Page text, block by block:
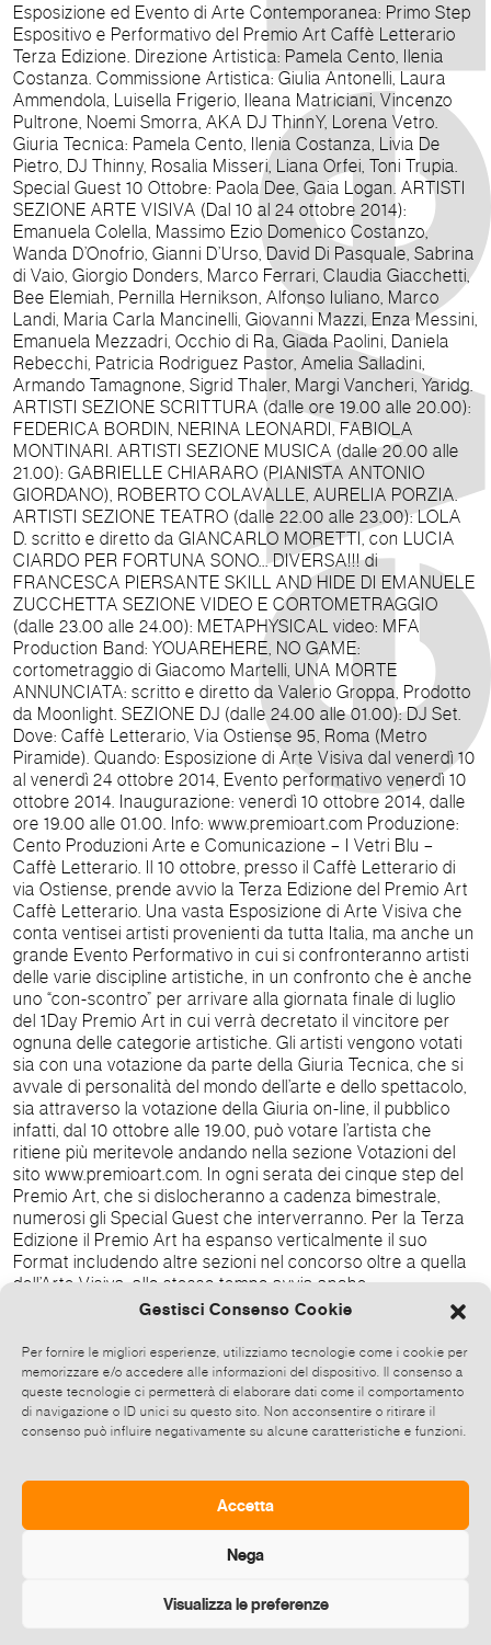
Gestisci Consenso Cookie
Per fornire le migliori esperienze, utilizziamo tecnologie come i cookie per
memorizzare e/o accedere alle informazioni del dispositivo. Il consenso a
queste tecnologie ci permetterà di elaborare dati come il comportamento
di navigazione o ID unici su questo sito. Non acconsentire o ritirare il
consenso può influire negativamente su alcune caratteristiche e funzioni.
Accetta
Nega
Visualizza le preferenze
Esposizione ed Evento di Arte Contemporanea: Primo Step
Espositivo e Performativo del Premio Art Caffè Letterario
Terza Edizione. Direzione Artistica: Pamela Cento, Ilenia
Costanza. Commissione Artistica: Giulia Antonelli, Laura
Ammendola, Luisella Frigerio, Ileana Matriciani, Vincenzo
Pultrone, Noemi Smorra, AKA DJ ThinnY, Lorena Vetro.
Giuria Tecnica: Pamela Cento, Ilenia Costanza, Livia De
Pietro, DJ Thinny, Rosalia Misseri, Liana Orfei, Toni Trupia.
Special Guest 10 Ottobre: Paola Dee, Gaia Logan. ARTISTI
SEZIONE ARTE VISIVA (Dal 10 al 24 ottobre 2014):
Emanuela Colella, Massimo Ezio Domenico Costanzo,
Wanda D’Onofrio, Gianni D’Urso, David Di Pasquale, Sabrina
di Vaio, Giorgio Donders, Marco Ferrari, Claudia Giacchetti,
Bee Elemiah, Pernilla Hernikson, Alfonso Iuliano, Marco
Landi, Maria Carla Mancinelli, Giovanni Mazzi, Enza Messini,
Emanuela Mezzadri, Occhio di Ra, Giada Paolini, Daniela
Rebecchi, Patricia Rodriguez Pastor, Amelia Salladini,
Armando Tamagnone, Sigrid Thaler, Margi Vancheri, Yaridg.
ARTISTI SEZIONE SCRITTURA (dalle ore 19.00 alle 20.00):
FEDERICA BORDIN, NERINA LEONARDI, FABIOLA
MONTINARI. ARTISTI SEZIONE MUSICA (dalle 20.00 alle
21.00): GABRIELLE CHIARARO (PIANISTA ANTONIO
GIORDANO), ROBERTO COLAVALLE, AURELIA PORZIA.
ARTISTI SEZIONE TEATRO (dalle 22.00 alle 23.00): LOLA
D. scritto e diretto da GIANCARLO MORETTI, con LUCIA
CIARDO PER FORTUNA SONO... DIVERSA!!! di
FRANCESCA PIERSANTE SKILL AND HIDE DI EMANUELE
ZUCCHETTA SEZIONE VIDEO E CORTOMETRAGGIO
(dalle 23.00 alle 24.00): METAPHYSICAL video: MFA
Production Band: YOUAREHERE, NO GAME:
cortometraggio di Giacomo Martelli, UNA MORTE
ANNUNCIATA: scritto e diretto da Valerio Groppa, Prodotto
da Moonlight. SEZIONE DJ (dalle 24.00 alle 01.00): DJ Set.
Dove: Caffè Letterario, Via Ostiense 95, Roma (Metro
Piramide). Quando: Esposizione di Arte Visiva dal venerdì 10
al venerdì 24 ottobre 2014, Evento performativo venerdì 10
ottobre 2014. Inaugurazione: venerdì 10 ottobre 2014, dalle
ore 19.00 alle 01.00. Info: www.premioart.com Produzione:
Cento Produzioni Arte e Comunicazione – I Vetri Blu –
Caffè Letterario. Il 10 ottobre, presso il Caffè Letterario di
via Ostiense, prende avvio la Terza Edizione del Premio Art
Caffè Letterario. Una vasta Esposizione di Arte Visiva che
conta ventisei artisti provenienti da tutta Italia, ma anche un
grande Evento Performativo in cui si confronteranno artisti
delle varie discipline artistiche, in un confronto che è anche
uno “con-scontro” per arrivare alla giornata finale di luglio
del 1Day Premio Art in cui verrà decretato il vincitore per
ognuna delle categorie artistiche. Gli artisti vengono votati
sia con una votazione da parte della Giuria Tecnica, che si
avvale di personalità del mondo dell’arte e dello spettacolo,
sia attraverso la votazione della Giuria on-line, il pubblico
infatti, dal 10 ottobre alle 19.00, può votare l’artista che
ritiene più meritevole andando nella sezione Votazioni del
sito www.premioart.com. In ogni serata dei cinque step del
Premio Art, che si dislocheranno a cadenza bimestrale,
numerosi gli Special Guest che interverranno. Per la Terza
Edizione il Premio Art ha espanso verticalmente il suo
Format includendo altre sezioni nel concorso oltre a quella
dell’Arte Visiva, allo stesso tempo avvia anche
un’espansione orizzontale in quanto l’Evento del 10 ottobre
restrittivi confini italiani. La diretta streaming sarà visibile sul
sito dedicato alla nuova edizione del premio. All’interno dei
mille metri quadri del rinomato Caffè Letterario, spazio
industriale dagli arredi di alto design, dalle 19.00 all’una di
notte, il visitatore potrà immergersi in un contenitore
premio dedicato all’arte nella sua totalità. Premio Art è in
continua progressione, un divenire che incarna e
rispecchia il movimento metamorfico dell’arte e della vita.
Diffondi questo evento